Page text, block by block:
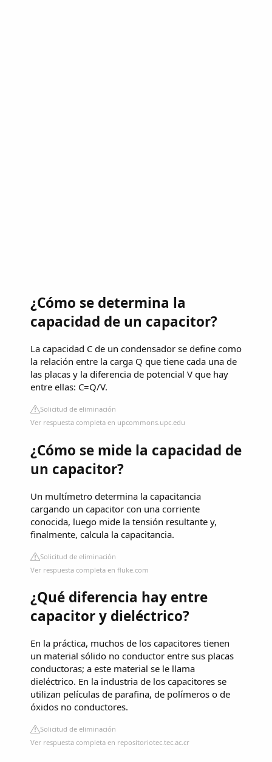
¿Cómo se determina la
capacidad de un capacitor?
La capacidad C de un condensador se define como
la relación entre la carga Q que tiene cada una de
las placas y la diferencia de potencial V que hay
entre ellas: C=Q/V.
Solicitud de eliminación
Ver respuesta completa en upcommons.upc.edu
¿Cómo se mide la capacidad de
un capacitor?
Un multímetro determina la capacitancia
cargando un capacitor con una corriente
conocida, luego mide la tensión resultante y,
finalmente, calcula la capacitancia.
Solicitud de eliminación
Ver respuesta completa en fluke.com
¿Qué diferencia hay entre
capacitor y dieléctrico?
En la práctica, muchos de los capacitores tienen
un material sólido no conductor entre sus placas
conductoras; a este material se le llama
dieléctrico. En la industria de los capacitores se
utilizan películas de parafina, de polímeros o de
óxidos no conductores.
Solicitud de eliminación
Ver respuesta completa en repositoriotec.tec.ac.cr